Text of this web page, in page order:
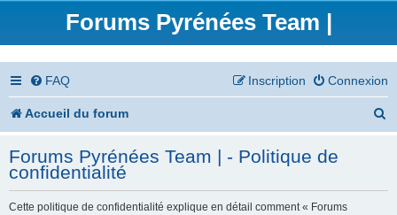
Forums Pyrénées Team |
FAQ Connexion
Inscription
Accueil du forum
h
Forums Pyrénées Team | - Politique de
confidentialité
Cette politique de confidentialité explique en détail comment « Forums